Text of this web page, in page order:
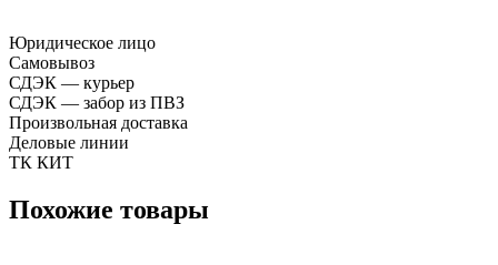
Юридическое лицо
Самовывоз
СДЭК — курьер
СДЭК — забор из ПВЗ
Произвольная доставка
Деловые линии
ТК КИТ
Похожие товары